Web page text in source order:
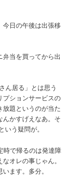
今日の午後は出張移
当を買ってから出
ん居る」とは思う
プションサービスの
題というのが当た
んかすげえなあ。そ
う疑問が。
時で帰るのは発達障
オレの事じゃん。
ます。多分。